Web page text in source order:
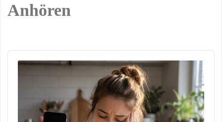
Anhören
Audio
Player